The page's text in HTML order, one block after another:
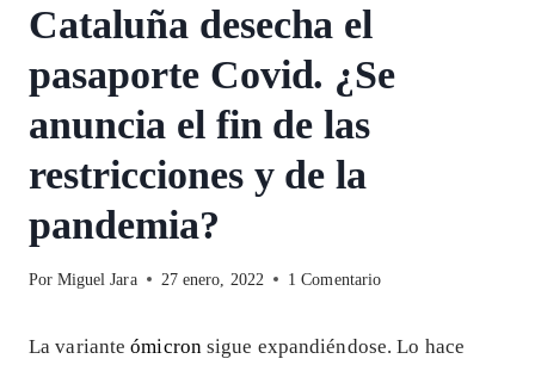
Cataluña desecha el
pasaporte Covid. ¿Se
anuncia el fin de las
restricciones y de la
pandemia?
Por Miguel Jara 27 enero, 2022 1 Comentario
La varianteómicron sigue expandiéndose. Lo hace